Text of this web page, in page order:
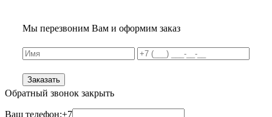
Мы перезвоним Вам и оформим заказ
Заказать
Обратный звонок закрыть
Ваш телефон:+7